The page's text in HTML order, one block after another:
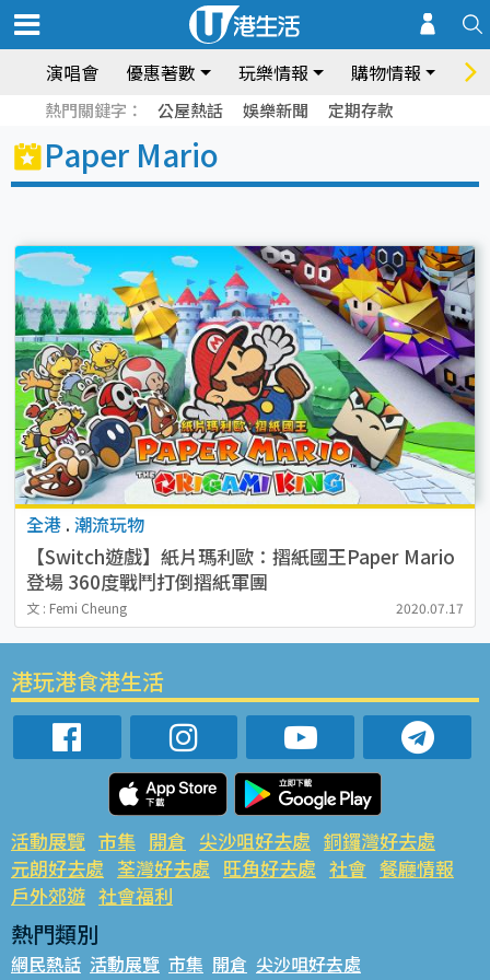
演唱會 優惠著數 玩樂情報 購物情報 飲
熱門關鍵字： 公屋熱話 娛樂新聞 定期存款
Paper Mario
全港 . 潮流玩物
【Switch遊戲】紙片瑪利歐：摺紙國王Paper Mario
登場 360度戰鬥打倒摺紙軍團
文 : Femi Cheung 2020.07.17
港玩港食港生活
活動展覽 市集 開倉 尖沙咀好去處 銅鑼灣好去處
元朗好去處 荃灣好去處 旺角好去處 社會 餐廳情報
戶外郊遊 社會福利
熱門類別
網民熱話 活動展覽 市集 開倉 尖沙咀好去處